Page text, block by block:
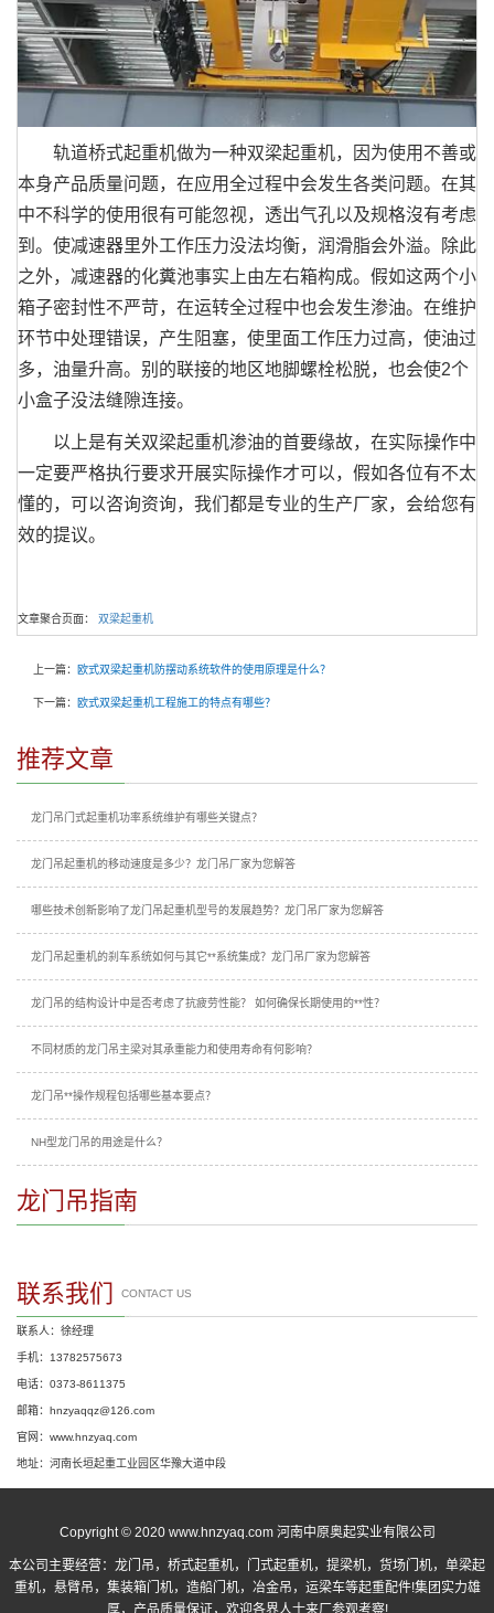
轨道桥式起重机做为一种双梁起重机，因为使用不善或
本身产品质量问题，在应用全过程中会发生各类问题。在其
中不科学的使用很有可能忽视，透出气孔以及规格沒有考虑
到。使减速器里外工作压力没法均衡，润滑脂会外溢。除此
之外，减速器的化糞池事实上由左右箱构成。假如这两个小
箱子密封性不严苛，在运转全过程中也会发生渗油。在维护
环节中处理错误，产生阻塞，使里面工作压力过高，使油过
多，油量升高。别的联接的地区地脚螺栓松脱，也会使2个
小盒子没法缝隙连接。
以上是有关双梁起重机渗油的首要缘故，在实际操作中
一定要严格执行要求开展实际操作才可以，假如各位有不太
懂的，可以咨询资询，我们都是专业的生产厂家，会给您有
效的提议。
文章聚合页面： 双梁起重机
上一篇： 欧式双梁起重机防摆动系统软件的使用原理是什么？
下一篇： 欧式双梁起重机工程施工的特点有哪些？
推荐文章
龙门吊门式起重机功率系统维护有哪些关键点？
龙门吊起重机的移动速度是多少？龙门吊厂家为您解答
哪些技术创新影响了龙门吊起重机型号的发展趋势？龙门吊厂家为您解答
龙门吊起重机的刹车系统如何与其它**系统集成？龙门吊厂家为您解答
龙门吊的结构设计中是否考虑了抗疲劳性能？ 如何确保长期使用的**性？
不同材质的龙门吊主梁对其承重能力和使用寿命有何影响？
龙门吊**操作规程包括哪些基本要点？
NH型龙门吊的用途是什么？
龙门吊指南
联系我们 CONTACT US
联系人：徐经理
手机：13782575673
电话：0373-8611375
邮箱：hnzyaqqz@126.com
官网：www.hnzyaq.com
地址：河南长垣起重工业园区华豫大道中段
Copyright © 2020 www.hnzyaq.com 河南中原奥起实业有限公司
本公司主要经营： 龙门吊 ， 桥式起重机， 门式起重机，提梁机，货场门机，单梁起
重机，悬臂吊，集装箱门机，造船门机，冶金吊，运梁车等起重配件!集团实力雄